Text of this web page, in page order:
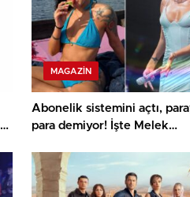
MAGAZIN
Abonelik sistemini açtı,
para demiyor! İşte Melek